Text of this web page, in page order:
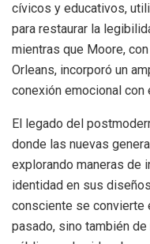
cívicos y educativos,
para restaurar la
mientras que Moore,
Orleans, incorporó un
conexión emocional con
El legado del
donde las nuevas
explorando maneras de
identidad en sus
consciente se convierte
pasado, sino también